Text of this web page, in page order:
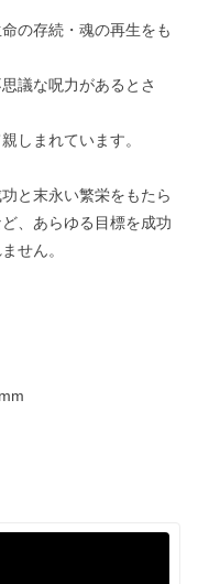
の存続・魂の再生をも
議な呪力があるとさ
しまれています。
と末永い繁栄をもたら
、あらゆる目標を成功
せん。